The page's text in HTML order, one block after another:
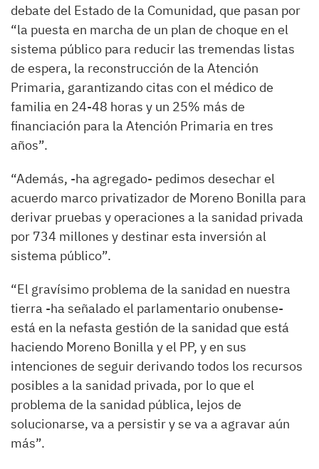
debate del Estado de la Comunidad, que pasan por
“la puesta en marcha de un plan de choque en el
sistema público para reducir las tremendas listas
de espera, la reconstrucción de la Atención
Primaria, garantizando citas con el médico de
familia en 24-48 horas y un 25% más de
financiación para la Atención Primaria en tres
años”.
“Además, -ha agregado- pedimos desechar el
acuerdo marco privatizador de Moreno Bonilla para
derivar pruebas y operaciones a la sanidad privada
por 734 millones y destinar esta inversión al
sistema público”.
“El gravísimo problema de la sanidad en nuestra
tierra -ha señalado el parlamentario onubense-
está en la nefasta gestión de la sanidad que está
haciendo Moreno Bonilla y el PP, y en sus
intenciones de seguir derivando todos los recursos
posibles a la sanidad privada, por lo que el
problema de la sanidad pública, lejos de
solucionarse, va a persistir y se va a agravar aún
más”.